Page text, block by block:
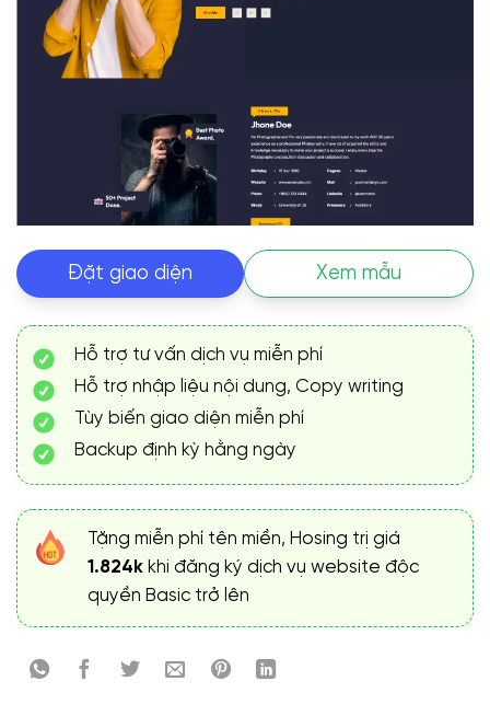
Đặt giao diện Xem mẫu
Hỗ trợ tư vấn dịch vụ miễn phí
Hỗ trợ nhập liệu nội dung, Copy writing
Tùy biến giao diện miễn phí
Backup định kỳ hằng ngày
Tặng miễn phí tên miền, Hosing trị giá
1.824k khi đăng ký dịch vụ website độc
quyền Basic trở lên